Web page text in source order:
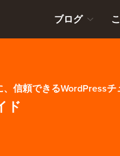
ブログ
信頼できるWordPressチ
ド